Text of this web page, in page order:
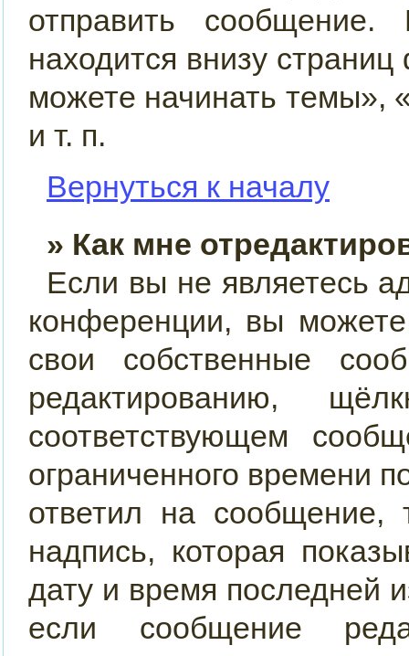
отправить
находится внизу
можете начинать темы»,
и т. п.
Вернуться к началу
» Как мне
Если вы не являетесь
конференции, вы можете
свои собственные
редактированию,
соответствующем
ограниченного времени
ответил на сообщение,
надпись, которая
дату и время последней
если сообщение